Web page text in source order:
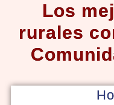
Los
rurales